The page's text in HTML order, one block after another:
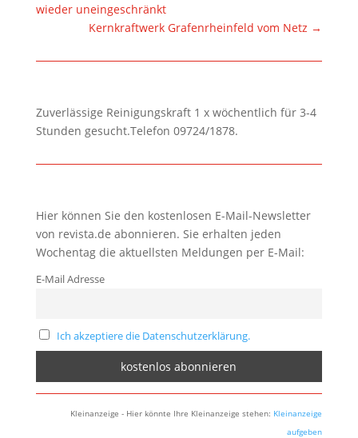
wieder uneingeschränkt
Kernkraftwerk Grafenrheinfeld vom Netz →
Zuverlässige Reinigungskraft 1 x wöchentlich für 3-4
Stunden gesucht.Telefon 09724/1878.
Hier können Sie den kostenlosen E-Mail-Newsletter
von revista.de abonnieren. Sie erhalten jeden
Wochentag die aktuellsten Meldungen per E-Mail:
E-Mail Adresse
Ich akzeptiere die Datenschutzerklärung.
Kleinanzeige - Hier könnte Ihre Kleinanzeige stehen: Kleinanzeige
aufgeben